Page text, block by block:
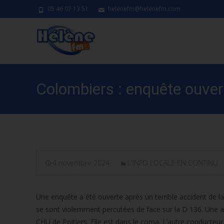
05 46 07 13 51 helenefm@helenefm.com
Colombiers : enquête
Une enquête a été ouverte après un terrible accident de
se sont violemment percutées de face sur la D 136. Une
CHU de Poitiers. Elle est dans le coma. L’autre